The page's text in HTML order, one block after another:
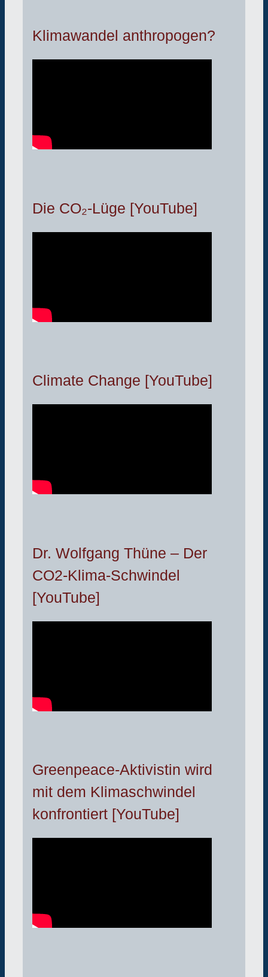
Klimawandel anthropogen?
Die CO₂-Lüge [YouTube]
Climate Change [YouTube]
Dr. Wolfgang Thüne – Der
CO2-Klima-Schwindel
[YouTube]
Greenpeace-Aktivistin wird
mit dem Klimaschwindel
konfrontiert [YouTube]